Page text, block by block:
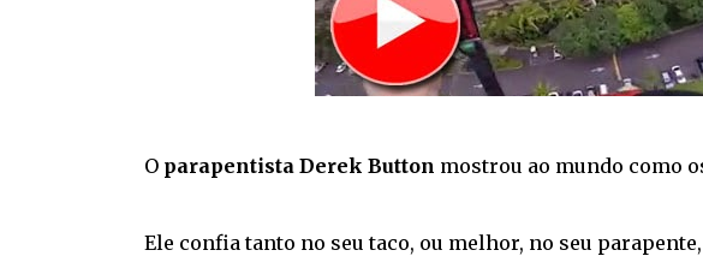
O parapentista Derek Button mostrou ao mundo como
Ele confia tanto no seu taco, ou melhor, no seu